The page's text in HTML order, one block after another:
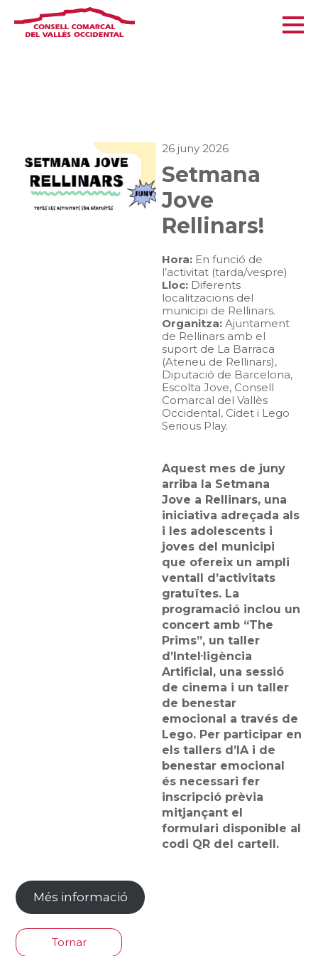
26 juny 2026
Setmana
Jove
Rellinars!
Hora: En funció de
l’activitat (tarda/vespre)
Lloc: Diferents
localitzacions del
municipi de Rellinars.
Organitza:Ajuntament
de Rellinars amb el
suport de La Barraca
(Ateneu de Rellinars),
Diputació de Barcelona,
Escolta Jove, Consell
Comarcal del Vallès
Occidental, Cidet i Lego
Serious Play.
Aquest mes de juny
arriba la Setmana
Jove a Rellinars, una
iniciativa adreçada als
i les adolescents i
joves del municipi
que ofereix un ampli
ventall d’activitats
gratuïtes. La
programació inclou un
concert amb “The
Prims”, un taller
d’Intel·ligència
Artificial, una sessió
de cinema i un taller
de benestar
emocional a través de
Lego. Per participar en
els tallers d’IA i de
benestar emocional
és necessari fer
inscripció prèvia
mitjançant el
formulari disponible al
codi QR del cartell.
Més informació
Tornar